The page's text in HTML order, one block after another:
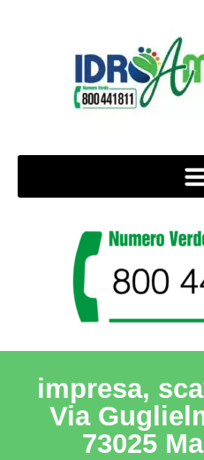
impresa,
Via
73025